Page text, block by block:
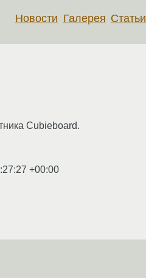
Новости Галерея Статьи
Cubieboard.
+00:00